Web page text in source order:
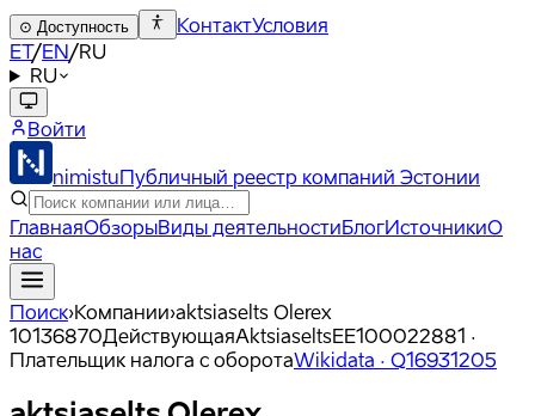
⊙ Доступность КонтактУсловия
ET/EN/RU
RU
Войти
nimistuПубличный реестр компаний Эстонии
ГлавнаяОбзорыВиды деятельностиБлогИсточникиО
нас
Поиск›Компании›aktsiaselts Olerex
10136870ДействующаяAktsiaseltsEE100022881 ·
Плательщик налога с оборотаWikidata · Q16931205